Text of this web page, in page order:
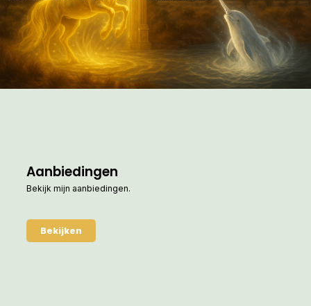
Aanbiedingen
Bekijk mijn aanbiedingen.
Bekijken